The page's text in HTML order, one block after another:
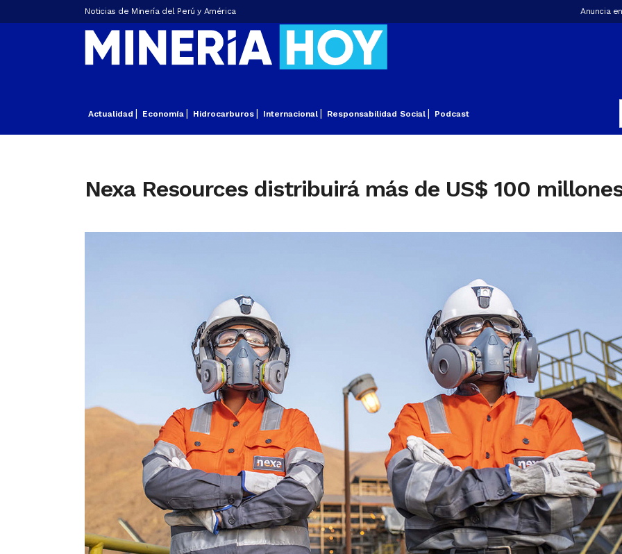
Noticias de Minería del Perú y América Anuncia
Actualidad Economía Hidrocarburos Internacional Responsabilidad Social Podcast
Nexa Resources distribuirá más de US$ 100